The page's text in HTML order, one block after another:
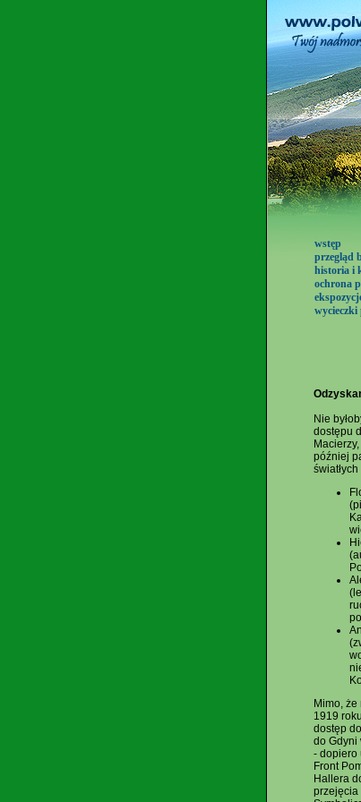
wstęp
przegląd
historia i
ochrona
wycieczki
Nie
dostępu
później
Mimo,
1919
dostęp
do Gdyni
- dopiero
Front
Hallera
przejęcia